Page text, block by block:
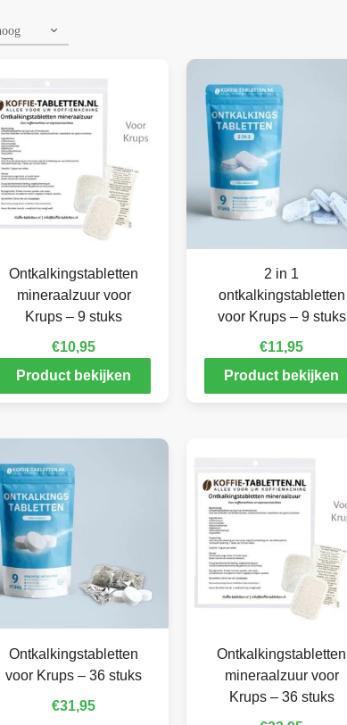
Ontkalkingstabletten
mineraalzuur voor
Krups – 9 stuks
€10,95
Product bekijken
2 in 1
ontkalkingstabletten
voor Krups – 9 stuks
€11,95
Product bekijken
Ontkalkingstabletten
voor Krups – 36 stuks
€31,95
Ontkalkingstabletten
mineraalzuur voor
Krups – 36 stuks